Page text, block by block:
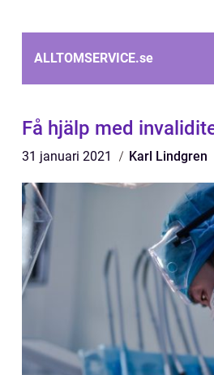
ALLTOMSERVICE.se
Få hjälp med
31 januari 2021 Karl Lindgren